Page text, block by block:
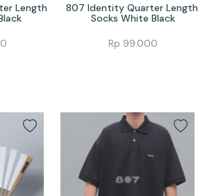
Length
807 Identity Quarter Length
Socks White Black
Rp 99.000